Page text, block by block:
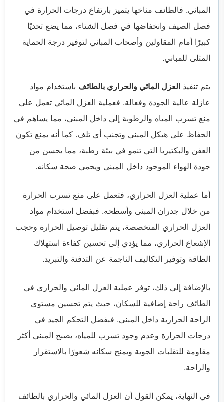
المباني. فالطائف مناخها يتميز بارتفاع درجات الحرارة في
فصل الصيف وانخفاضها في فصل الشتاء، مما يضع تحديًا
كبيرًا أمام المقاولين وأصحاب المباني لتوفير درجة الحماية
المثلى للمباني.
يتم تنفيذ العزل المائي والحراري بالطائف باستخدام مواد
عازلة عالية الجودة وفعالة. فعملية العزل المائي تعمل على
منع تسرب المياه والرطوبة إلى داخل المبنى، مما يساهم في
الحفاظ على هيكل المبنى وتجنب أي تلف. كما أنه يمنع تكون
العفن والبكتيريا التي تنمو في بيئة رطبة، مما يحسن من
جودة الهواء الموجود داخل المبنى ويحمي صحة سكانه.
أما عملية العزل الحراري، فتعمل على منع تسرب الحرارة
من خلال جدران المبنى وأسطحه. فبفضل استخدام مواد
العزل الحراري المتخصصة، يتم تقليل توصيل الحرارة وحجب
الإشعاع الحراري، مما يؤدي إلى تحسين كفاءة استهلاك
الطاقة وتوفير التكاليف الناجمة عن التدفئة والتبريد.
بالإضافة إلى ذلك، توفر عملية العزل المائي والحراري في
الطائف راحة إضافية للسكان، حيث يتم تحسين مستوى
الراحة الحرارية داخل المبنى. فبفضل التحكم الجيد في
درجات الحرارة وعدم وجود تسرب للمياه، يصبح المبنى أكثر
مقاومة للتقلبات الجوية ويمنح سكانه شعورًا بالاستقرار
والراحة.
في النهاية، يمكن القول أن العزل المائي والحراري بالطائف